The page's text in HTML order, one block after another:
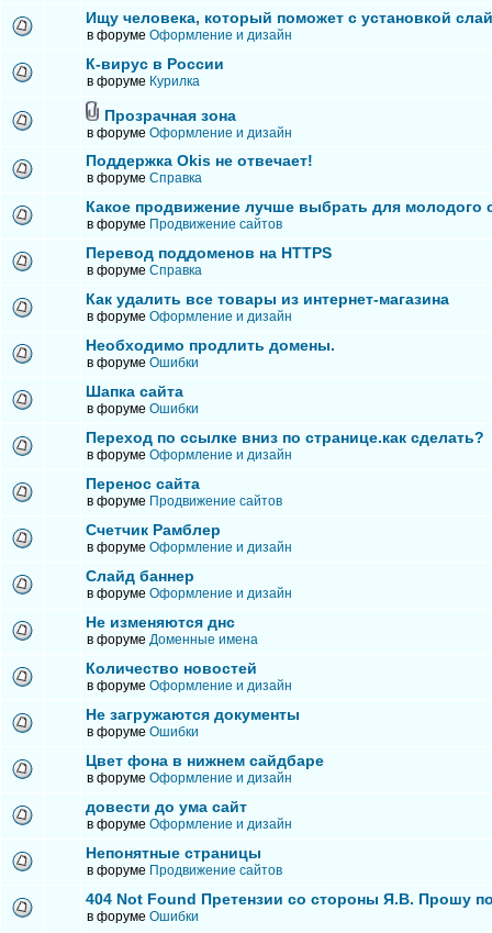
Ищу человека, который поможет с установкой
в форуме Оформление и дизайн
К-вирус в России
в форуме Курилка
Прозрачная зона
в форуме Оформление и дизайн
Поддержка Okis не отвечает!
в форуме Справка
Какое продвижение лучше выбрать для молодого
в форуме Продвижение сайтов
Перевод поддоменов на HTTPS
в форуме Справка
Как удалить все товары из интернет-магазина
в форуме Оформление и дизайн
Необходимо продлить домены.
в форуме Ошибки
Шапка сайта
в форуме Ошибки
Переход по ссылке вниз по странице.как сделать?
в форуме Оформление и дизайн
Перенос сайта
в форуме Продвижение сайтов
Счетчик Рамблер
в форуме Оформление и дизайн
Слайд баннер
в форуме Оформление и дизайн
Не изменяются днс
в форуме Доменные имена
Количество новостей
в форуме Оформление и дизайн
Не загружаются документы
в форуме Ошибки
Цвет фона в нижнем сайдбаре
в форуме Оформление и дизайн
довести до ума сайт
в форуме Оформление и дизайн
Непонятные страницы
в форуме Продвижение сайтов
404 Not Found Претензии со стороны Я.В. Прошу
в форуме Ошибки